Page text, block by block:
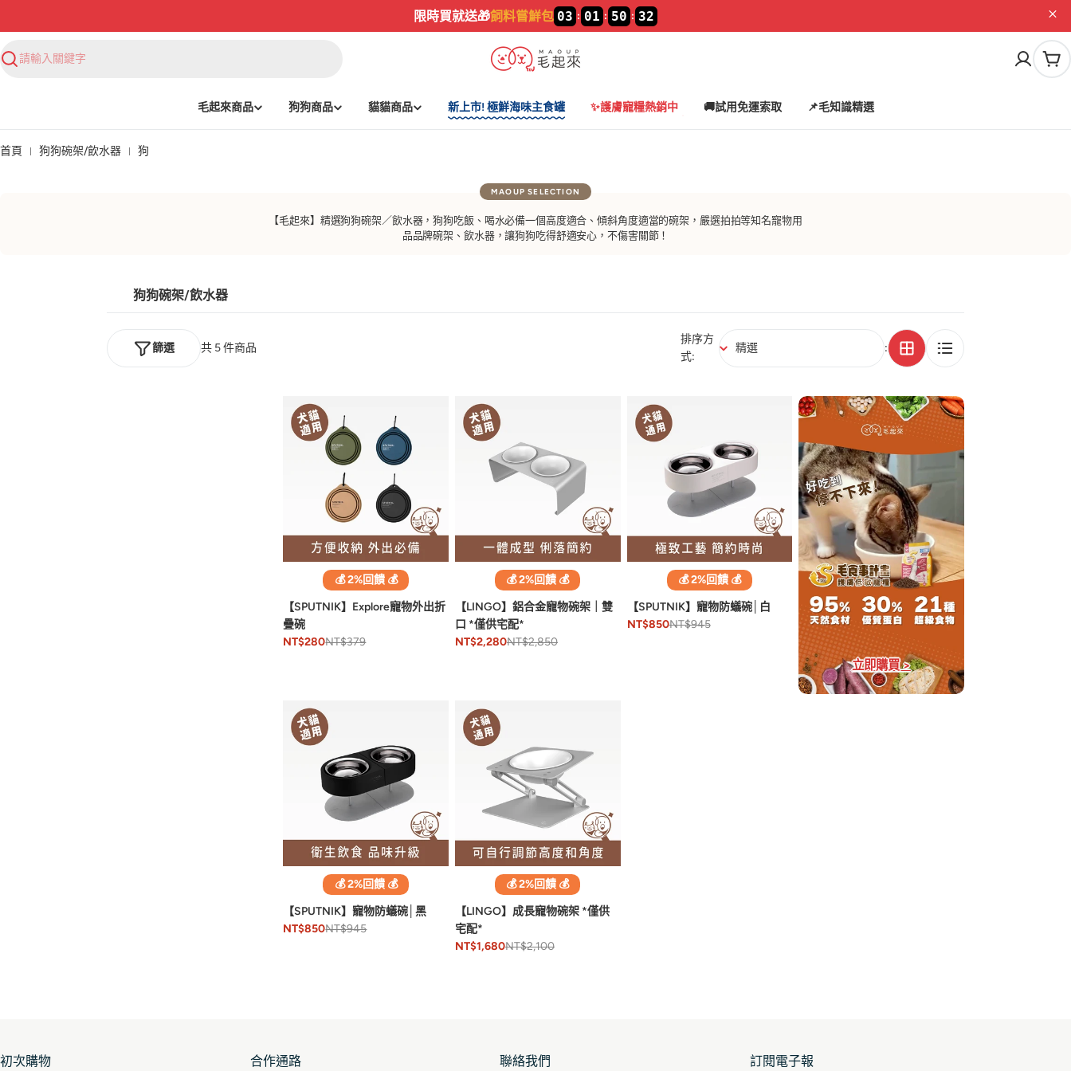
限時買就送🎁飼料嘗鮮包 03 : 01 : 50 : 31
搜
購
毛起來商品 狗狗商品 貓貓商品 新上市! 極鮮海味主食罐 ✨護膚寵糧熱銷中 🚚試用免運索取 📌毛知識精選
首頁 狗狗碗架/飲水器 狗
【毛起來】精選狗狗碗架／飲水器，狗狗吃飯、喝水必備一個高度適合、傾斜角度適當的碗架，嚴選拍拍等知名寵物用
品品牌碗架、飲水器，讓狗狗吃得舒適安心，不傷害關節！
狗狗碗架/飲水器
共 5 件商品
篩選
排序方
式:
:
💰 2%回饋 💰
【SPUTNIK】Explore寵物外出折
疊碗
NT$280NT$379
💰 2%回饋 💰
【LINGO】鋁合金寵物碗架｜雙
口 *僅供宅配*
NT$2,280NT$2,850
💰 2%回饋 💰
【SPUTNIK】寵物防蟻碗│白
NT$850NT$945
立即購買 >
💰 2%回饋 💰
【SPUTNIK】寵物防蟻碗│黑
NT$850NT$945
💰 2%回饋 💰
【LINGO】成長寵物碗架 *僅供
宅配*
NT$1,680NT$2,100
初次購物 合作通路 聯絡我們 訂閱電子報